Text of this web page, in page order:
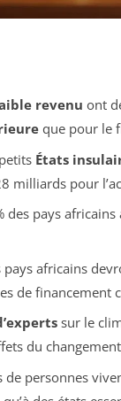
revenu ont
que pour le
États
milliards pour
des pays
pays africains
de financement
sur le
du
personnes